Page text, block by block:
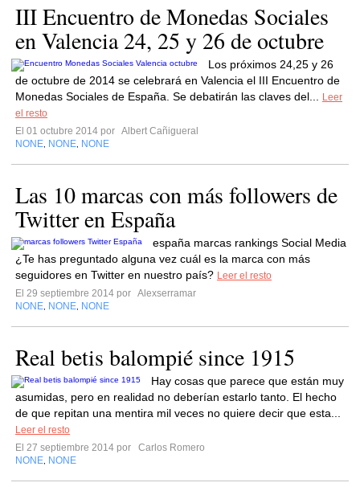
III Encuentro de Monedas Sociales
en Valencia 24, 25 y 26 de octubre
Los próximos 24,25 y 26
de octubre de 2014 se celebrará en Valencia el III Encuentro de
Monedas Sociales de España. Se debatirán las claves del...
Leer
el resto
El 01 octubre 2014 por Albert Cañigueral
NONE NONE NONE
Las 10 marcas con más followers de
Twitter en España
españa marcas rankings Social Media
¿Te has preguntado alguna vez cuál es la marca con más
seguidores en Twitter en nuestro país? Leer el resto
El 29 septiembre 2014 por Alexserramar
NONE NONE NONE
Real betis balompié since 1915
Hay cosas que parece que están muy
asumidas, pero en realidad no deberían estarlo tanto. El hecho
de que repitan una mentira mil veces no quiere decir que esta...
Leer el resto
El 27 septiembre 2014 por
Carlos Romero
NONE NONE